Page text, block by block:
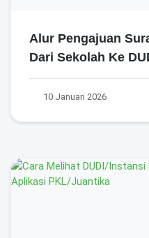
Alur Pengajuan
Dari Sekolah Ke
10 Januari 2026